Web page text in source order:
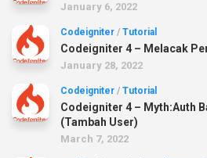
January 6, 2022
Codeigniter / Tutorial
Codeigniter 4 – Melacak
January 28, 2022
Codeigniter / Tutorial
Codeigniter 4 – Myth:Auth
(Tambah User)
March 7, 2022